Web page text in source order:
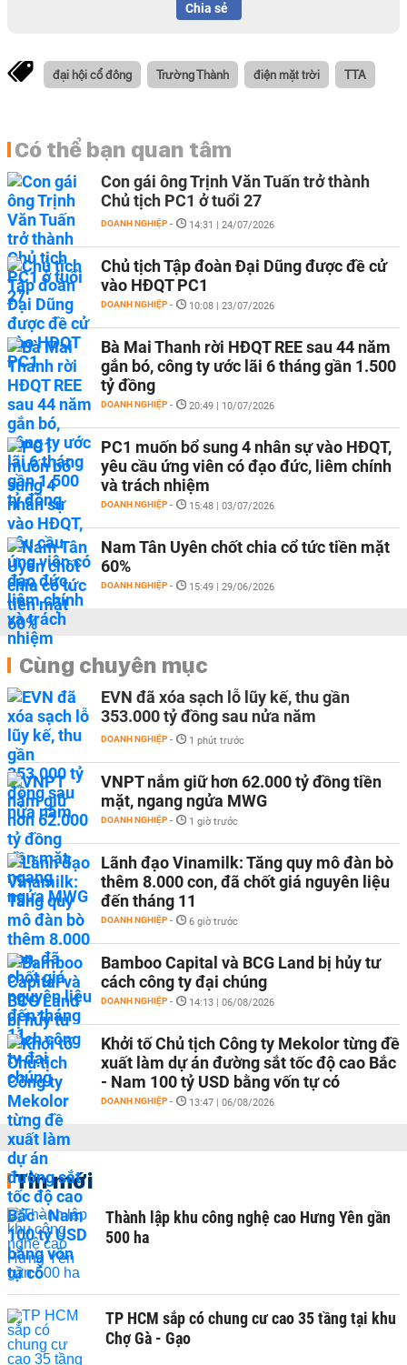
Chia sẻ
đại hội cổ đông Trường Thành điện mặt trời TTA
Có thể bạn quan tâm
Con gái ông Trịnh Văn Tuấn trở thành
Chủ tịch PC1 ở tuổi 27
DOANH NGHIỆP - 14:31 | 24/07/2026
Chủ tịch Tập đoàn Đại Dũng được đề cử
vào HĐQT PC1
DOANH NGHIỆP - 10:08 | 23/07/2026
Bà Mai Thanh rời HĐQT REE sau 44 năm
gắn bó, công ty ước lãi 6 tháng gần 1.500
tỷ đồng
DOANH NGHIỆP - 20:49 | 10/07/2026
PC1 muốn bổ sung 4 nhân sự vào HĐQT,
yêu cầu ứng viên có đạo đức, liêm chính
và trách nhiệm
DOANH NGHIỆP - 15:48 | 03/07/2026
Nam Tân Uyên chốt chia cổ tức tiền mặt
60%
DOANH NGHIỆP - 15:49 | 29/06/2026
Cùng chuyên mục
EVN đã xóa sạch lỗ lũy kế, thu gần
353.000 tỷ đồng sau nửa năm
DOANH NGHIỆP - 1 phút trước
VNPT nắm giữ hơn 62.000 tỷ đồng tiền
mặt, ngang ngửa MWG
DOANH NGHIỆP - 1 giờ trước
Lãnh đạo Vinamilk: Tăng quy mô đàn bò
thêm 8.000 con, đã chốt giá nguyên liệu
đến tháng 11
DOANH NGHIỆP - 6 giờ trước
Bamboo Capital và BCG Land bị hủy tư
cách công ty đại chúng
DOANH NGHIỆP - 14:13 | 06/08/2026
Khởi tố Chủ tịch Công ty Mekolor từng đề
xuất làm dự án đường sắt tốc độ cao Bắc
- Nam 100 tỷ USD bằng vốn tự có
DOANH NGHIỆP - 13:47 | 06/08/2026
Tin mới
Thành lập khu công nghệ cao Hưng Yên gần
500 ha
TP HCM sắp có chung cư cao 35 tầng tại khu
Chợ Gà - Gạo